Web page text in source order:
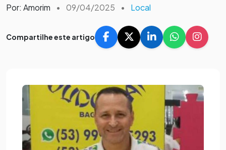
Por: Amorim • 09/04/2025 • Local
Compartilhe este artigo